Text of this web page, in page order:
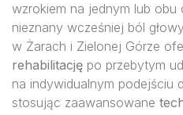
wzrokiem na jednym lub
nieznany wcześniej ból
w Żarach i Zielonej Górze
rehabilitację po przebytym
na indywidualnym podejściu
stosując zaawansowane